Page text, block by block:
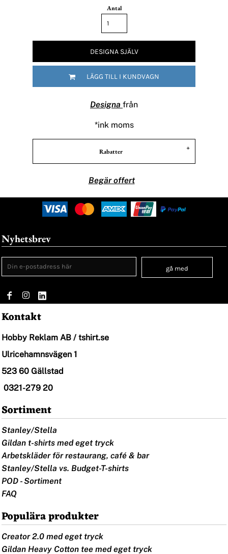
Antal
DESIGNA SJÄLV
LÄGG TILL I KUNDVAGN
Designa från
*ink moms
Rabatter
Begär offert
Nyhetsbrev
gå med
Kontakt
Hobby Reklam AB / tshirt.se
Ulricehamnsvägen 1
523 60 Gällstad
0321-279 20
Sortiment
Stanley/Stella
Gildan t-shirts med eget tryck
Arbetskläder för restaurang, café & bar
Stanley/Stella vs. Budget-T-shirts
POD - Sortiment
FAQ
Populära produkter
Creator 2.0 med eget tryck
Gildan Heavy Cotton tee med eget tryck